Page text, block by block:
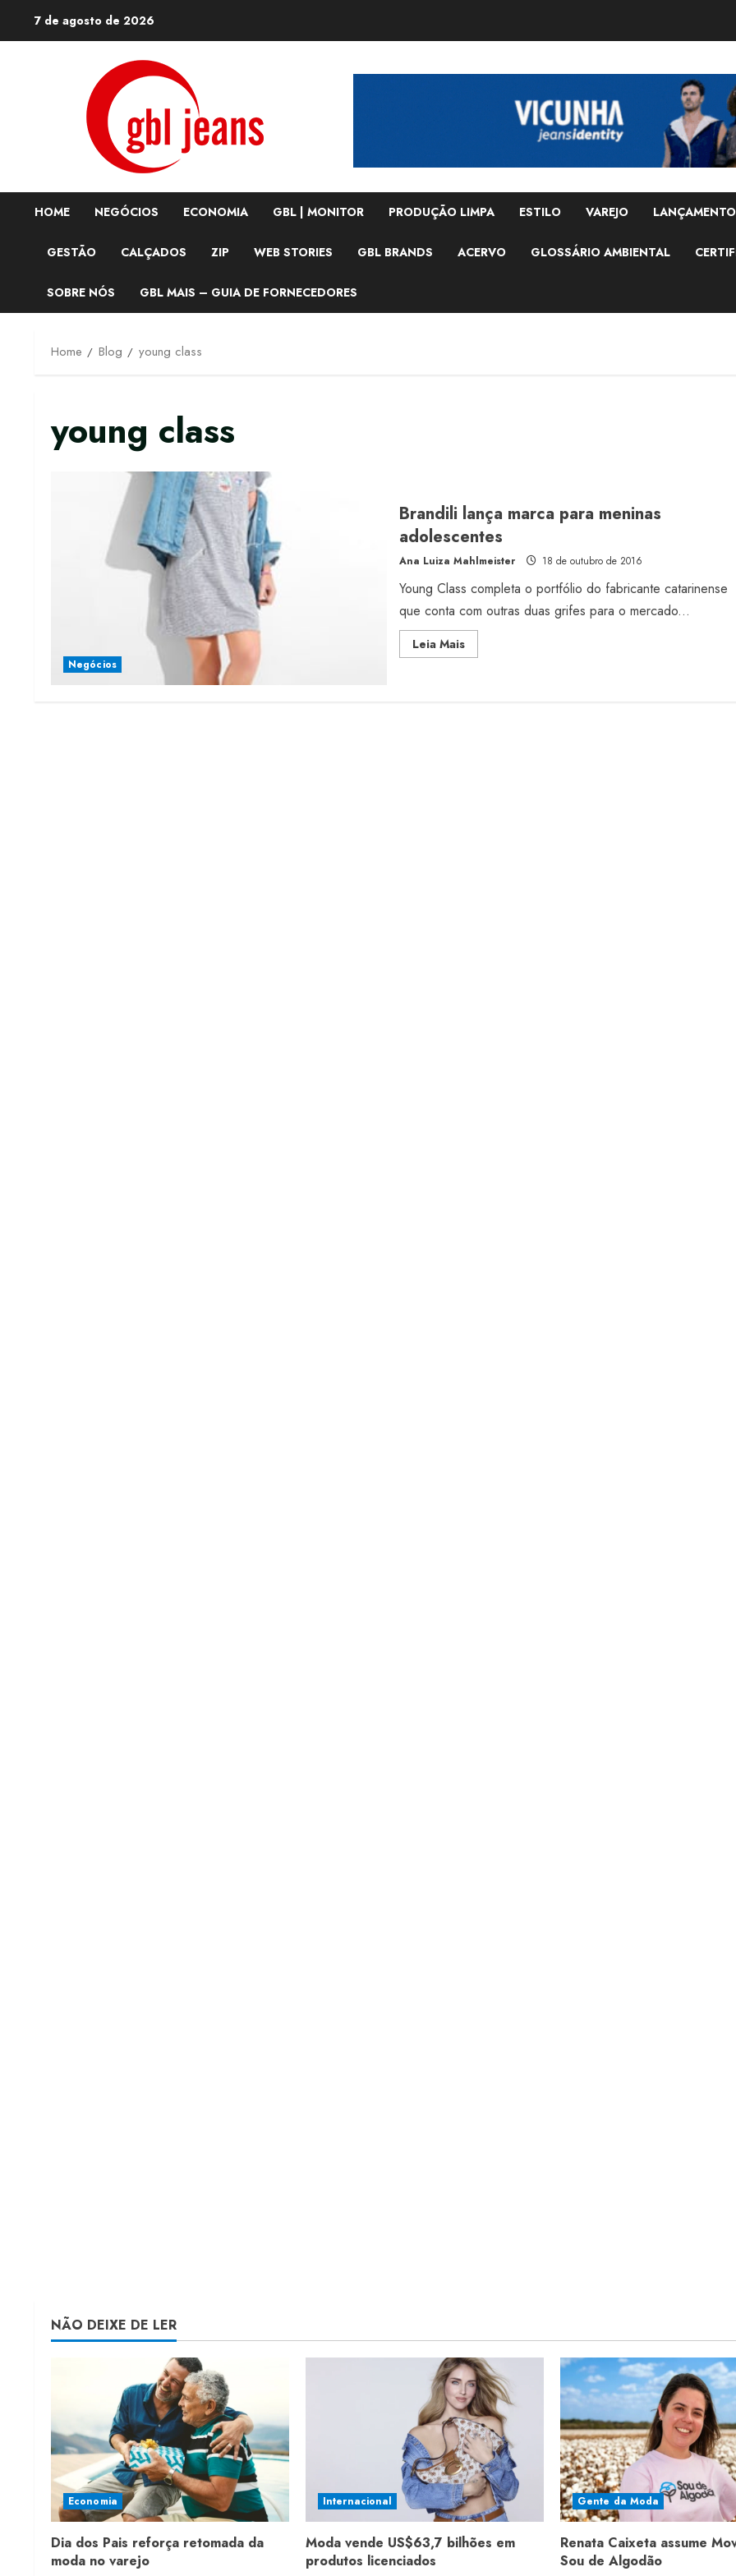
7 de agosto de 2026
HOME NEGÓCIOS ECONOMIA GBL | MONITOR PRODUÇÃO LIMPA ESTILO VAREJO
GESTÃO CALÇADOS ZIP WEB STORIES GBL BRANDS ACERVO GLOSSÁRIO AMBIENTAL
SOBRE NÓS GBL MAIS – GUIA DE FORNECEDORES
Home Blog young class
young class
Negócios
Brandili lança marca para meninas
adolescentes
Ana Luiza Mahlmeister 18 de outubro de 2016
Young Class completa o portfólio do fabricante catarinense
que conta com outras duas grifes para o mercado...
Leia MaisRead
more
NÃO DEIXE DE LER
Economia
Dia dos Pais reforça retomada da
moda no varejo
Internacional
Moda vende US$63,7 bilhões em
produtos licenciados
Gente da Moda
Renata Caixeta assume
Sou de Algodão